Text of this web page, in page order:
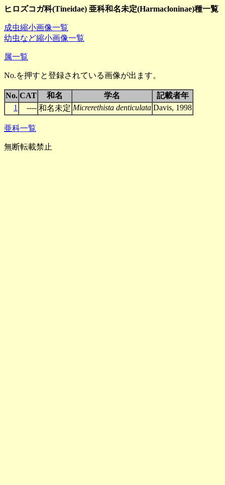
ヒロズコガ科(Tineidae) 亜科和名未定(Harmacloninae)種一覧
成虫縮小画像一覧
幼虫など縮小画像一覧
属一覧
No.を押すと登録されている画像が出ます。
No. CAT 和名 学名
記載者年
1
---- 和名未定 Micrerethista denticulata Davis, 1998
亜科一覧
無断転載禁止